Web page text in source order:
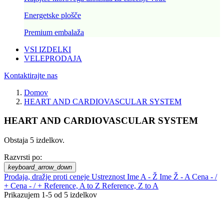
Energetske plošče
Premium embalaža
VSI IZDELKI
VELEPRODAJA
Kontaktirajte nas
Domov
HEART AND CARDIOVASCULAR SYSTEM
HEART AND CARDIOVASCULAR SYSTEM
Obstaja 5 izdelkov.
Razvrsti po:
keyboard_arrow_down
Prodaja, dražje proti ceneje Ustreznost Ime A - Ž Ime Ž - A Cena - /
+ Cena - / + Reference, A to Z Reference, Z to A
Prikazujem 1-5 od 5 izdelkov